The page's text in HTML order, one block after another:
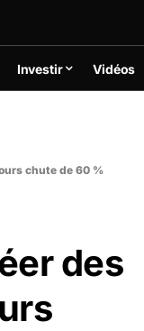
Investir Vidéos
chute de 60 %
des